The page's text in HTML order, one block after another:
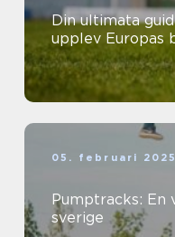
Din ultimata
upplev Europas
05. februari 2025
Pumptracks: En
sverige